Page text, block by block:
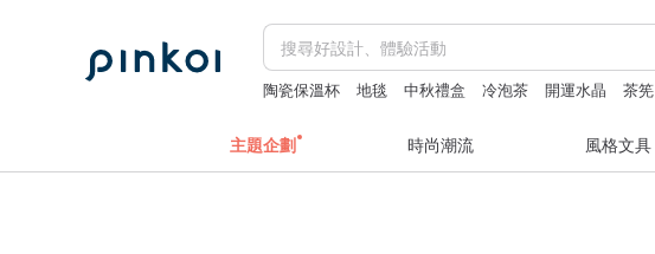
陶瓷保溫杯 地毯 中秋禮盒 冷泡茶 開運水晶 茶筅
主題企劃 時尚潮流 風格文具